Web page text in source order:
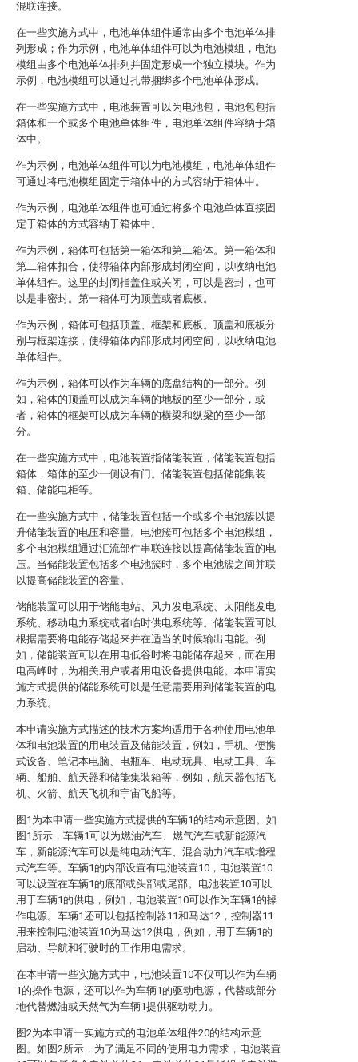
混联连接。
在一些实施方式中，电池单体组件通常由多个电池单体排
列形成；作为示例，电池单体组件可以为电池模组，电池
模组由多个电池单体排列并固定形成一个独立模块。作为
示例，电池模组可以通过扎带捆绑多个电池单体形成。
在一些实施方式中，电池装置可以为电池包，电池包包括
箱体和一个或多个电池单体组件，电池单体组件容纳于箱
体中。
作为示例，电池单体组件可以为电池模组，电池单体组件
可通过将电池模组固定于箱体中的方式容纳于箱体中。
作为示例，电池单体组件也可通过将多个电池单体直接固
定于箱体的方式容纳于箱体中。
作为示例，箱体可包括第一箱体和第二箱体。第一箱体和
第二箱体扣合，使得箱体内部形成封闭空间，以收纳电池
单体组件。这里的封闭指盖住或关闭，可以是密封，也可
以是非密封。第一箱体可为顶盖或者底板。
作为示例，箱体可包括顶盖、框架和底板。顶盖和底板分
别与框架连接，使得箱体内部形成封闭空间，以收纳电池
单体组件。
作为示例，箱体可以作为车辆的底盘结构的一部分。例
如，箱体的顶盖可以成为车辆的地板的至少一部分，或
者，箱体的框架可以成为车辆的横梁和纵梁的至少一部
分。
在一些实施方式中，电池装置指储能装置，储能装置包括
箱体，箱体的至少一侧设有门。储能装置包括储能集装
箱、储能电柜等。
在一些实施方式中，储能装置包括一个或多个电池簇以提
升储能装置的电压和容量。电池簇可包括多个电池模组，
多个电池模组通过汇流部件串联连接以提高储能装置的电
压。当储能装置包括多个电池簇时，多个电池簇之间并联
以提高储能装置的容量。
储能装置可以用于储能电站、风力发电系统、太阳能发电
系统、移动电力系统或者临时供电系统等。储能装置可以
根据需要将电能存储起来并在适当的时候输出电能。例
如，储能装置可以在用电低谷时将电能储存起来，而在用
电高峰时，为相关用户或者用电设备提供电能。本申请实
施方式提供的储能系统可以是任意需要用到储能装置的电
力系统。
本申请实施方式描述的技术方案均适用于各种使用电池单
体和电池装置的用电装置及储能装置，例如，手机、便携
式设备、笔记本电脑、电瓶车、电动玩具、电动工具、车
辆、船舶、航天器和储能集装箱等，例如，航天器包括飞
机、火箭、航天飞机和宇宙飞船等。
图1为本申请一些实施方式提供的车辆1的结构示意图。如
图1所示，车辆1可以为燃油汽车、燃气汽车或新能源汽
车，新能源汽车可以是纯电动汽车、混合动力汽车或增程
式汽车等。车辆1的内部设置有电池装置10，电池装置10
可以设置在车辆1的底部或头部或尾部。电池装置10可以
用于车辆1的供电，例如，电池装置10可以作为车辆1的操
作电源。车辆1还可以包括控制器11和马达12，控制器11
用来控制电池装置10为马达12供电，例如，用于车辆1的
启动、导航和行驶时的工作用电需求。
在本申请一些实施方式中，电池装置10不仅可以作为车辆
1的操作电源，还可以作为车辆1的驱动电源，代替或部分
地代替燃油或天然气为车辆1提供驱动动力。
图2为本申请一实施方式的电池单体组件20的结构示意
图。如图2所示，为了满足不同的使用电力需求，电池装置